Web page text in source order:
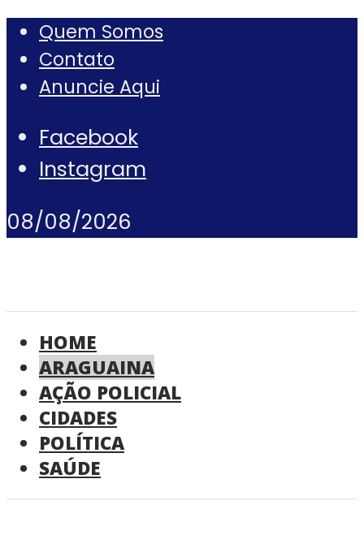
Quem Somos
Contato
Anuncie Aqui
Facebook
Instagram
08/08/2026
HOME
ARAGUAINA
AÇÃO POLICIAL
CIDADES
POLÍTICA
SAÚDE